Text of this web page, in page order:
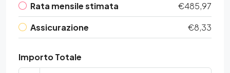
Rata mensile stimata
€485,97
Assicurazione
€8,33
Importo Totale